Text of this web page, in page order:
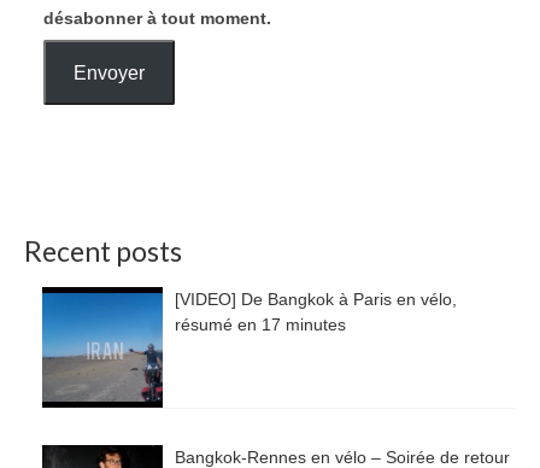
désabonner à tout moment.
Envoyer
Recent posts
[VIDEO] De Bangkok à Paris en vélo,
résumé en 17 minutes
Bangkok-Rennes en vélo – Soirée de retour